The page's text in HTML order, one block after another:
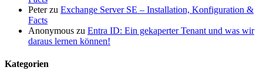
Peterzu Exchange Server SE – Installation, Konfiguration &
Facts
Anonymous zu Entra ID: Ein gekaperter Tenant und was wir
daraus lernen können!
Kategorien